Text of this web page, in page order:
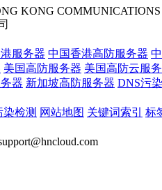
KONG
服务器 中国香港高防服务器
美国高防服务器 美国高防云服
器 新加坡高防服务器 DNS污
检测 网站地图 关键词索引
标